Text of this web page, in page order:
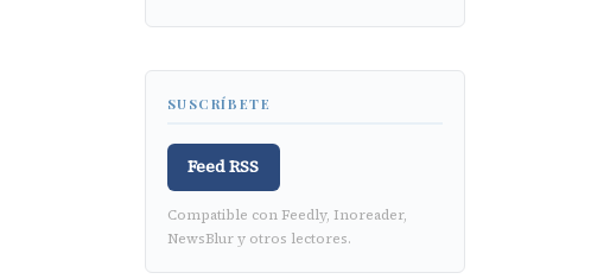
SUSCRÍBETE
Feed RSS
Compatible con Feedly, Inoreader,
NewsBlur y otros lectores.